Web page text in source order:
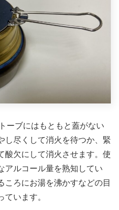
ーブにはもともと蓋がない
し尽くして消火を待つか、緊
酸欠にして消火させます。使
アルコール量を熟知してい
ころにお湯を沸かすなどの目
います。